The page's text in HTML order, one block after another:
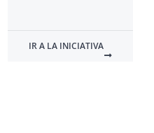
IR A LA INICIATIVA